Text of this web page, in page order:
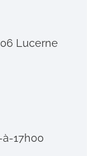
Lucerne
17h00